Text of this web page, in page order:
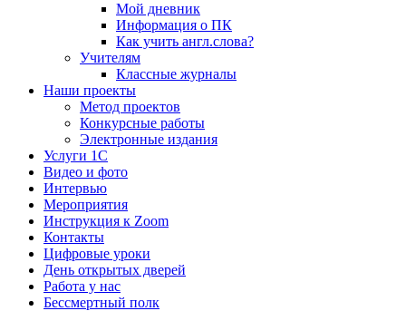
Мой дневник
Информация о ПК
Как учить англ.слова?
Учителям
Классные журналы
Наши проекты
Метод проектов
Конкурсные работы
Электронные издания
Услуги 1C
Видео и фото
Интервью
Мероприятия
Инструкция к Zoom
Контакты
Цифровые уроки
День открытых дверей
Работа у нас
Бессмертный полк